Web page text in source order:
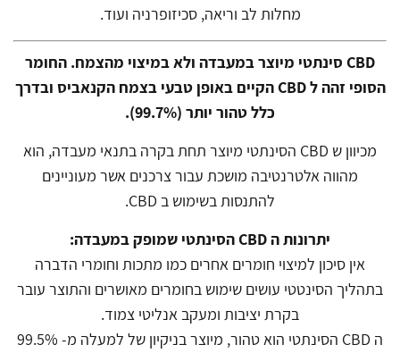
מחלות לב וריאה, סכיזופרניה ועוד.
CBD סינתטי מיוצר במעבדה ולא במיצוי מהצמח.
החומר
הסופי זהה ל CBD הקיים באופן טבעי בצמח הקנאביס ובדרך
כלל טהור יותר (99.7%).
מכיוון ש CBD הסינתטי מיוצר תחת בקרה בתנאי מעבדה, הוא
מהווה אלטרנטיבה מושכת עבור צרכנים אשר מעוניינים
להתנסות בשימוש ב CBD.
יתרונות ה CBD הסינתטי שמופק במעבדה:
אין סיכון למיצוי חומרים אחרים כמו מתכות וחומרי הדברה
בתהליך הסינטטי עושים שימוש בחומרים מאושרים והתוצר עובר
בקרת יציבות ומעקב אנליטי צמוד.
ה CBD הסינתטי הוא טהור, מיוצר בניקיון של למעלה מ- 99.5%